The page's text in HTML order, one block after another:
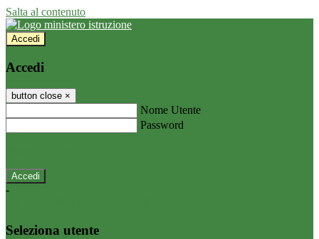
Salta al contenuto
Accedi
Accedi
button close ×
Nome Utente
Password
-
Seleziona utente